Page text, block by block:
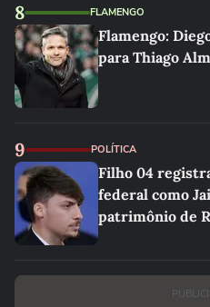
8 FLAMENGO
Flamengo:
para Thiago
9 POLÍTICA
Filho 04
federal como
patrimônio de